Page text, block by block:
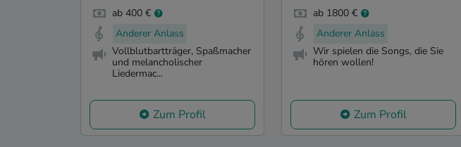
ab 400 €
Anderer Anlass
Vollblutbartträger, Spaßmacher
und melancholischer
Liedermac...
Zum Profil
ab 1800 €
Anderer Anlass
Wir spielen die Songs, die Sie
hören wollen!
Zum Profil